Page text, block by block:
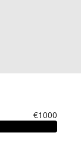
€1000